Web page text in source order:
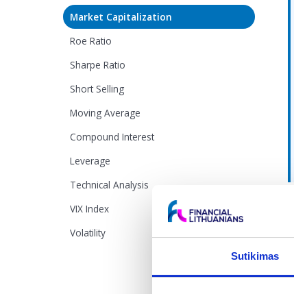
Sutikimas
Market Capitalization
Roe Ratio
Sharpe Ratio
Short Selling
Moving Average
Compound Interest
Leverage
Technical Analysis
VIX Index
Volatility